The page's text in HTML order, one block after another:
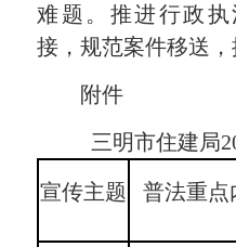
难题。推进行政
接，规范案件移送，
附件
三明市住建局
宣传主题 普法重点